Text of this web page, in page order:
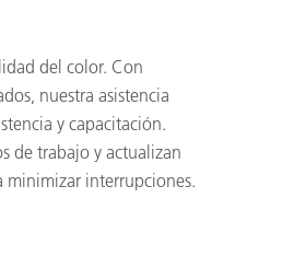
del color. Con
nuestra asistencia
y capacitación.
de trabajo y actualizan
minimizar interrupciones.